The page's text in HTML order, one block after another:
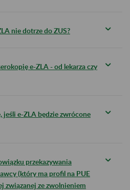
nie dotrze do ZUS?
e-ZLA - od lekarza czy
e-ZLA będzie zwrócone
przekazywania
(który ma profil na PUE
związanej ze zwolnieniem